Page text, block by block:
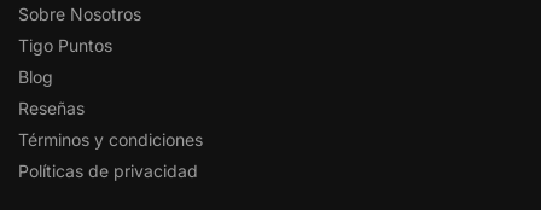
Sobre Nosotros
Tigo Puntos
Blog
Reseñas
Términos y condiciones
Políticas de privacidad